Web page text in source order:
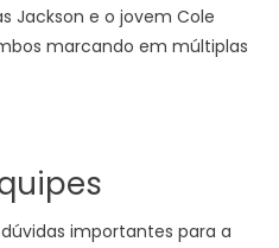
Jackson e o jovem Cole
marcando em múltiplas
importantes para a